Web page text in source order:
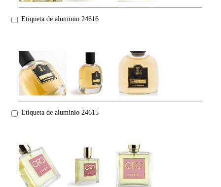
Etiqueta de aluminio 24616
Etiqueta de aluminio 24615